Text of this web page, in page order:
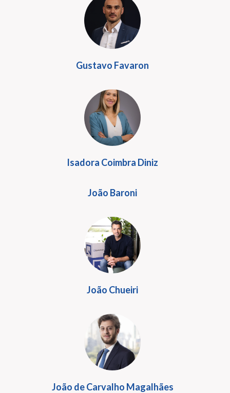
Gustavo Favaron
Isadora Coimbra Diniz
João Baroni
João Chueiri
João de Carvalho Magalhães